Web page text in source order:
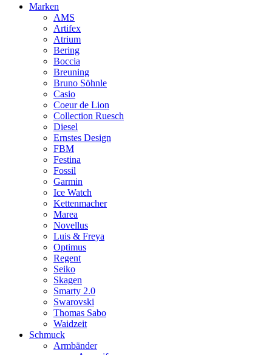
Marken
AMS
Artifex
Atrium
Bering
Boccia
Breuning
Bruno Söhnle
Casio
Coeur de Lion
Collection Ruesch
Diesel
Ernstes Design
FBM
Festina
Fossil
Garmin
Ice Watch
Kettenmacher
Marea
Novellus
Luis & Freya
Optimus
Regent
Seiko
Skagen
Smarty 2.0
Swarovski
Thomas Sabo
Waidzeit
Schmuck
Armbänder